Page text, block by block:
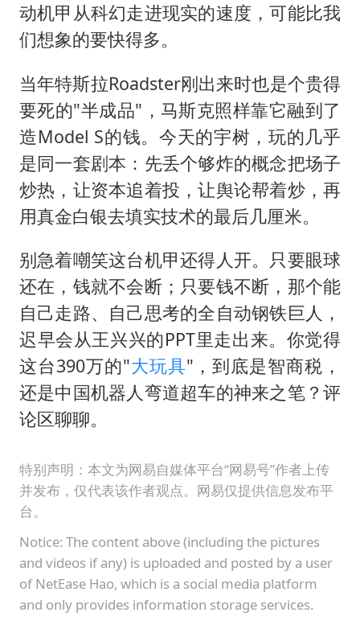
动机甲从科幻走进现实的速度，可能比我
们想象的要快得多。
当年特斯拉Roadster刚出来时也是个贵得
要死的"半成品"，马斯克照样靠它融到了
造Model S的钱。今天的宇树，玩的几乎
是同一套剧本：先丢个够炸的概念把场子
炒热，让资本追着投，让舆论帮着炒，再
用真金白银去填实技术的最后几厘米。
别急着嘲笑这台机甲还得人开。只要眼球
还在，钱就不会断；只要钱不断，那个能
自己走路、自己思考的全自动钢铁巨人，
迟早会从王兴兴的PPT里走出来。你觉得
这台390万的"大玩具"，到底是智商税，
还是中国机器人弯道超车的神来之笔？评
论区聊聊。
特别声明：本文为网易自媒体平台“网易号”作者上传
并发布，仅代表该作者观点。网易仅提供信息发布平
台。
Notice: The content above (including the pictures
and videos if any) is uploaded and posted by a user
of NetEase Hao, which is a social media platform
and only provides information storage services.